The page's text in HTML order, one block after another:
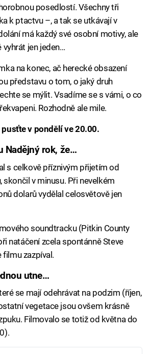
posedlostí. Všechny tři
k ptactvu –, a tak se utkávají v
má každý své osobní motivy, ale
vyhrát jen jeden…
na konec, ač herecké obsazení
představu o tom, o jaký druh
se mýlit. Vsadíme se s vámi, o co
Rozhodně ale mile.
v pondělí ve 20.00.
Nadějný rok, že…
s celkově příznivým přijetím od
skončil v minusu. Při nevelkém
dolarů vydělal celosvětově jen
soundtracku (Pitkin County
natáčení zcela spontánně Steve
filmu zazpíval.
utne…
se mají odehrávat na podzim (říjen,
vegetace jsou ovšem krásně
Filmovalo se totiž od května do